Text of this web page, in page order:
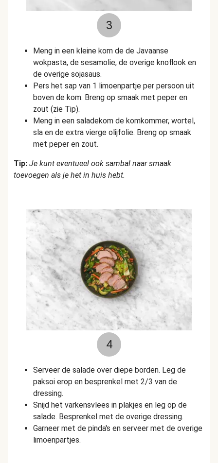
3
Meng in een kleine kom de de Javaanse
wokpasta, de sesamolie, de overige knoflook en
de overige sojasaus.
Pers het sap van 1 limoenpartje per persoon uit
boven de kom. Breng op smaak met peper en
zout (zie Tip).
Meng in een saladekom de komkommer, wortel,
sla en de extra vierge olijfolie. Breng op smaak
met peper en zout.
Tip: Je kunt eventueel ook sambal naar smaak
toevoegen als je het in huis hebt.
4
Serveer de salade over diepe borden. Leg de
paksoi erop en besprenkel met 2/3 van de
dressing.
Snijd het varkensvlees in plakjes en leg op de
salade. Besprenkel met de overige dressing.
Garneer met de pinda's en serveer met de overige
limoenpartjes.